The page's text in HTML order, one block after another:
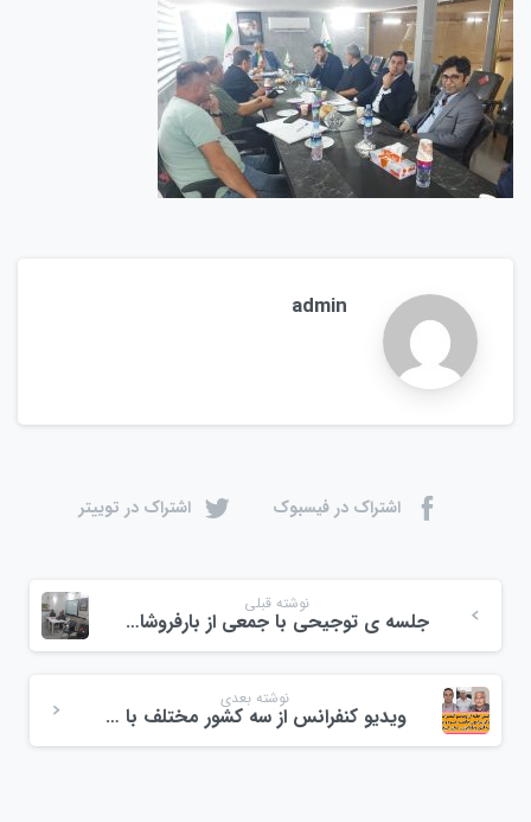
admin
اشتراک در فیسبوک اشتراک در توییتر
نوشته قبلی
جلسه ی توجیحی با جمعی از بارفروشان و بارچین های میدان ولیعصر
نوشته بعدی
ویدیو کنفرانس از سه کشور مختلف با چند تن از اعضای فعال در حوزه میوه و تره بار